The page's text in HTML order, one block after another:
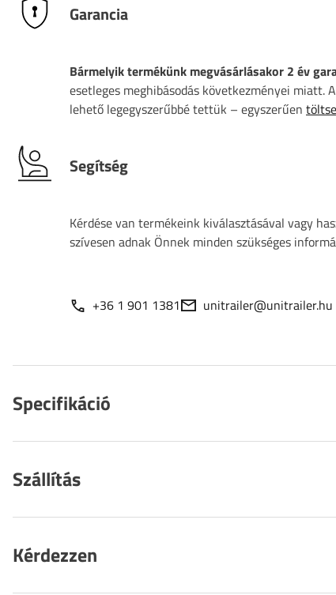
Garancia
Bármelyik termékünk megvásárlásakor 2 év
esetleges meghibásodás következményei miatt.
lehető legegyszerűbbé tettük – egyszerűen
Segítség
Kérdése van termékeink kiválasztásával vagy
szívesen adnak Önnek minden szükséges
+36 1 901 1381 unitrailer@unitrailer.hu
Specifikáció
Szállítás
Kérdezzen